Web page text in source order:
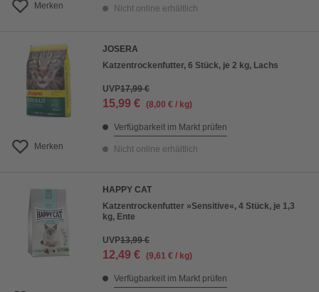
Merken Nicht online erhältlich
Merken
JOSERA
Katzentrockenfutter, 6 Stück, je 2 kg, Lachs
UVP17,99 €
15,99 € (8,00 € / kg)
Verfügbarkeit im Markt prüfen
Nicht online erhältlich
HAPPY CAT
Katzentrockenfutter »Sensitive«, 4 Stück, je 1,3
kg, Ente
UVP13,99 €
12,49 € (9,61 € / kg)
Verfügbarkeit im Markt prüfen